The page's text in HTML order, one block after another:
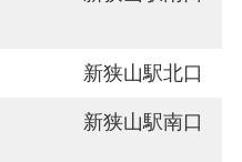
新狭山駅北口
新狭山駅南口